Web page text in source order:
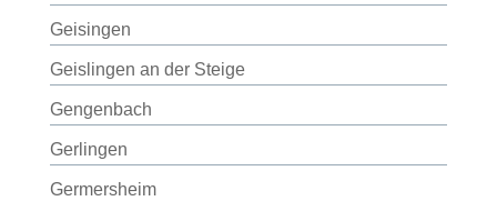
Geisingen
Geislingen an der Steige
Gengenbach
Gerlingen
Germersheim